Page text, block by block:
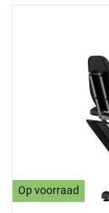
Op voorraad